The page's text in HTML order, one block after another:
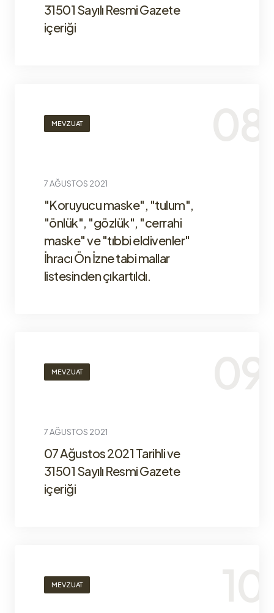
31501 Sayılı Resmi Gazete
içeriği
MEVZUAT
7 AĞUSTOS 2021
"Koruyucu maske", "tulum",
"önlük", "gözlük", "cerrahi
maske" ve "tıbbi eldivenler"
İhracı Ön İzne tabi mallar
listesinden çıkartıldı.
MEVZUAT
7 AĞUSTOS 2021
07 Ağustos 2021 Tarihli ve
31501 Sayılı Resmi Gazete
içeriği
MEVZUAT